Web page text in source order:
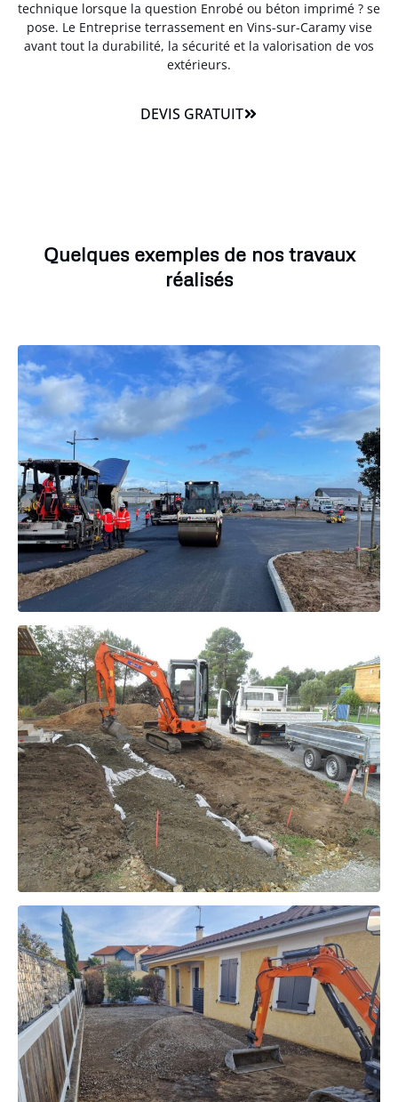
technique lorsque la question Enrobé ou béton imprimé ? se
pose. Le Entreprise terrassement en Vins-sur-Caramy vise
avant tout la durabilité, la sécurité et la valorisation de vos
extérieurs.
DEVIS GRATUIT
Quelques exemples de nos travaux
réalisés